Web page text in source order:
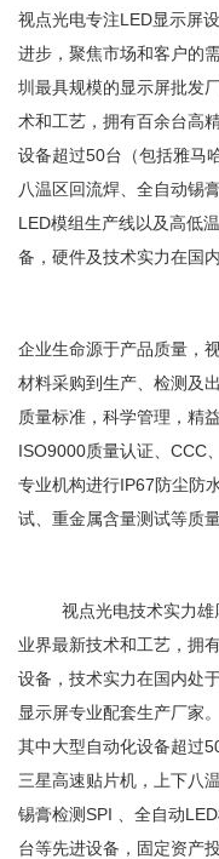
视点光电专注LED显示屏
进步，聚焦市场和客户的
圳最具规模的显示屏批发
术和工艺，拥有百余台高
设备超过50台（包括雅马
八温区回流焊、全自动锡
LED模组生产线以及高低
备，硬件及技术实力在国
企业生命源于产品质量，
材料采购到生产、检测及
质量标准，科学管理，精
ISO9000质量认证、CCC
专业机构进行IP67防尘防
试、重金属含量测试等质量
视点光电技术实力雄厚
业界最新技术和工艺，拥
设备，技术实力在国内处
显示屏专业配套生产厂家
其中大型自动化设备超过
三星高速贴片机，上下八
锡膏检测SPI 、全自动
台等先进设备，固定资产